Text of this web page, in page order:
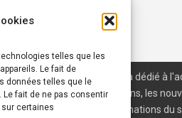
telles que les
Le fait de
données telles que le
fait de ne pas consentir
certaines
Décideur IT est un média dédié à
des tribunes, des solutions, les
livres blancs et les nominations du